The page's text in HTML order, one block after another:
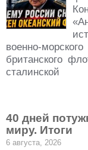
военно-
британского
сталинской
40 дней
миру. Итоги
6 августа, 2026